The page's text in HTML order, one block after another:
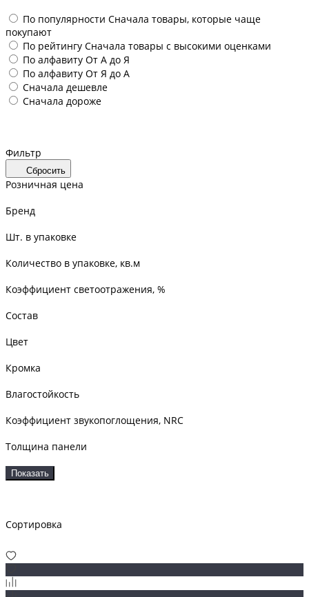
По популярности Сначала товары, которые чаще
покупают
По рейтингу Сначала товары с высокими оценками
По алфавиту От А до Я
По алфавиту От Я до А
Сначала дешевле
Сначала дороже
Фильтр
Сбросить
Розничная цена
Бренд
Шт. в упаковке
Количество в упаковке, кв.м
Коэффициент светоотражения, %
Состав
Цвет
Кромка
Влагостойкость
Коэффициент звукопоглощения, NRC
Толщина панели
Показать
Сортировка